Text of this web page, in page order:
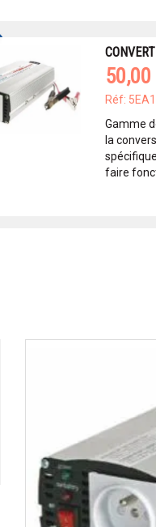
50,00
Réf:
Gamme
la
faire